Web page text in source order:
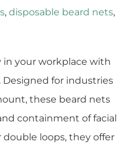
, disposable beard nets,
in your workplace with
Designed for industries
these beard nets
containment of facial
double loops, they offer